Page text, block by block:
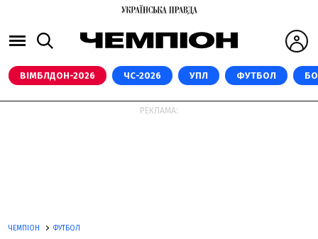
ВІМБЛДОН-2026 ЧС-2026 УПЛ ФУТБОЛ
РЕКЛАМА:
ЧЕМПІОН ФУТБОЛ